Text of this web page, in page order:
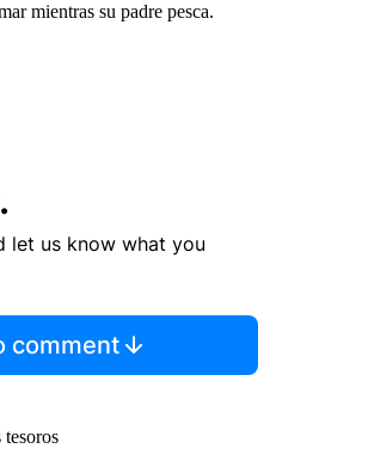
mientras su padre pesca.
let us know what you
comment